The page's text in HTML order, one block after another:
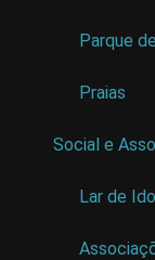
Parque
Praias
Social e
Lar de